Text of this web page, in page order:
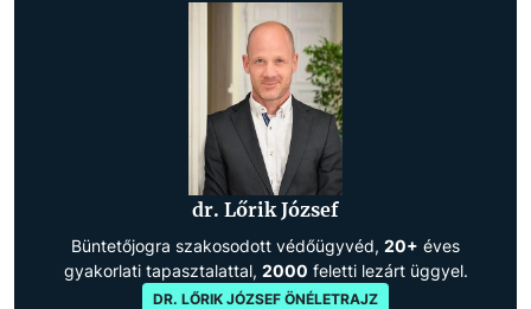
dr. Lőrik József
Büntetőjogra szakosodott védőügyvéd, 20+ éves
gyakorlati tapasztalattal, 2000 feletti lezárt üggyel.
DR. LŐRIK JÓZSEF ÖNÉLETRAJZ